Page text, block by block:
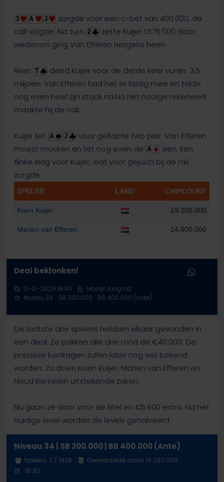
3 A J
zorgde voor een c-bet van 400.000, de
call volgde. Na turn 2
zette Kuijer 1.575.000 door,
wederom ging Van Efferen nergens heen.
River T
deed Kuijer voor de derde keer vuren: 3,5
miljoen. Van Efferen had het er lastig mee en telde
nog even heel zijn stack na.Na het nodige rekenwerk
maakte hij de call.
Kuijer liet A J
voor geflopte two pair. Van Efferen
moest mucken en liet nog even de A
zien. Een
flinke slag voor Kuijer, wat voor gejuich bij de rail
zorgde.
SPELER LAND CHIPCOUNT
Koen Kuijer 19.200.000
Marien van Efferen 14.600.000
Deal beklonken!
13-12-2025 18:40
Martijn Kingma
Niveau 34
SB 200.000 BB 400.000 (Ante)
De laatste drie spelers hebben elkaar gevonden in
een deal. Ze pakken alle drie rond de €40.000. De
precieze bedragen zullen later nog wel bekend
worden. Zo doen Koen Kuijer, Marien van Efferen en
Noud Bemelen uitstekende zaken.
Nu gaan ze door voor de titel en €5.600 extra. Na het
huidige level worden de levels gehalveerd.
Niveau 34 | SB 200.000 | BB 400.000 (Ante)
Spelers: 3 / 1429
Gemiddelde stack 14.290.000
18:30